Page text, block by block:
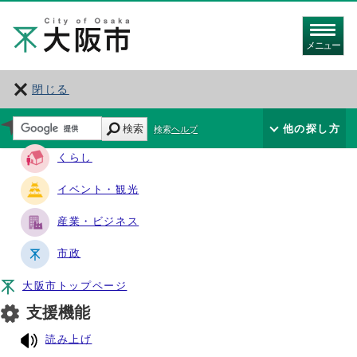
メニュー
閉じる
サイト・ナビ
くらし
イベント・観光
産業・ビジネス
市政
大阪市トップページ
支援機能
読み上げ
検索 検索ヘルプ 他の探し方